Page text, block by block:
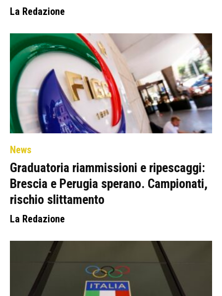
La Redazione
News
Graduatoria riammissioni e ripescaggi:
Brescia e Perugia sperano. Campionati,
rischio slittamento
La Redazione